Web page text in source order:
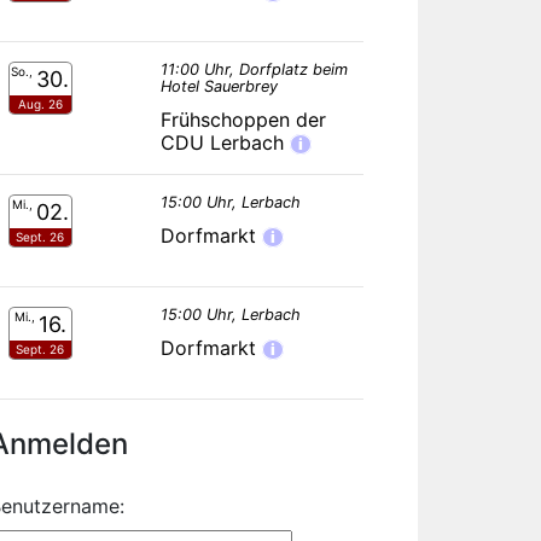
So., 30.
Aug. 26
11:00 Uhr, Dorfplatz beim
Hotel Sauerbrey
Frühschoppen der
CDU Lerbach
i
Mi., 02.
Sept. 26
15:00 Uhr, Lerbach
Dorfmarkt i
Mi., 16.
Sept. 26
15:00 Uhr, Lerbach
Dorfmarkt i